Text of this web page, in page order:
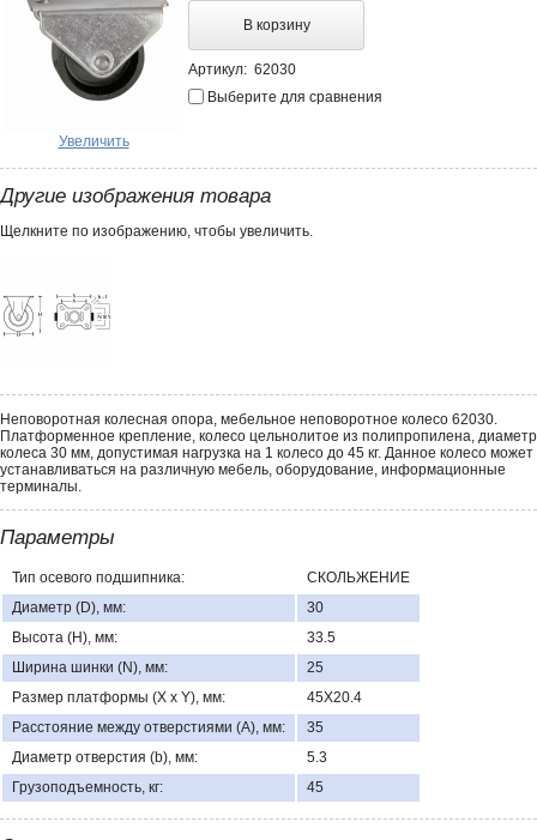
Увеличить
В корзину
Артикул: 62030
Выберите для сравнения
Другие изображения товара
Щелкните по изображению, чтобы увеличить.
Неповоротная колесная опора, мебельное неповоротное колесо 62030.
Платформенное крепление, колесо цельнолитое из полипропилена, диаметр
колеса 30 мм, допустимая нагрузка на 1 колесо до 45 кг. Данное колесо может
устанавливаться на различную мебель, оборудование, информационные
терминалы.
Параметры
Тип осевого подшипника:
СКОЛЬЖЕНИЕ
Диаметр (D), мм:
30
Высота (H), мм:
33.5
Ширина шинки (N), мм:
25
Размер платформы (X x Y), мм:
45Х20.4
Расстояние между отверстиями (A), мм:
35
Диаметр отверстия (b), мм:
5.3
Грузоподъемность, кг:
45